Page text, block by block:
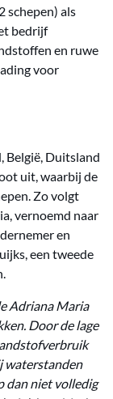
schepen) als
bedrijf
en ruwe
voor
België, Duitsland
uit, waarbij de
Zo volgt
vernoemd naar
en
een tweede
Adriana Maria
Door de lage
waterstanden
dan niet volledig